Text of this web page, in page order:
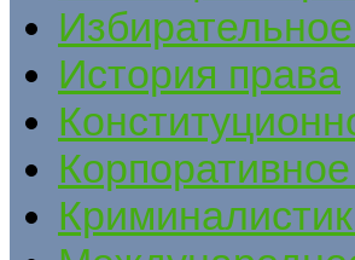
История права